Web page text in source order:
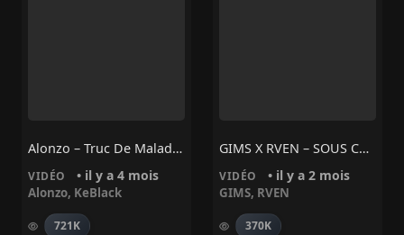
Alonzo – Truc De Malade (ft Keblack)
VIDÉO • il y a 4 mois
Alonzo, KeBlack
721K
GIMS X RVEN – SOUS CONTRÔLE
VIDÉO • il y a 2 mois
GIMS, RVEN
370K